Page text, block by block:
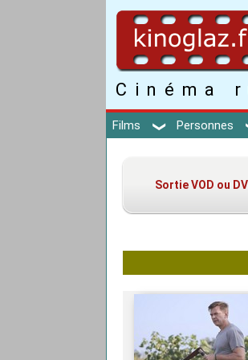
Cinéma
Films Personnes
Sortie VOD ou